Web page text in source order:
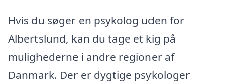
Hvis du søger en psykolog uden for
Albertslund, kan du tage et kig på
mulighederne i andre regioner af
Danmark. Der er dygtige psykologer